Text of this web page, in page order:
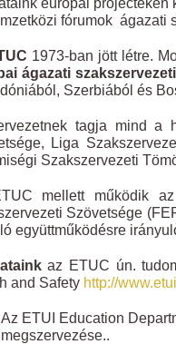
európai projecteken
fórumok ágazati
1973-ban jött létre.
ágazati
Szerbiából és
tagja mind a
Liga
Szakszervezeti
mellett működik
Szövetsége
együttműködésre
az ETUC ún.
and Safety http://
Az ETUI Education
megszervezése..